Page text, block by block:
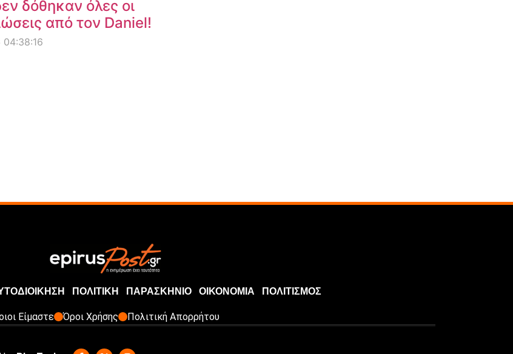
δόθηκαν όλες οι
από τον Daniel!
ΠΟΛΙΤΙΚΗ ΠΑΡΑΣΚΗΝΙΟ ΟΙΚΟΝΟΜΙΑ ΠΟΛΙΤΙΣΜΟΣ
Είμαστε Όροι Χρήσης Πολιτική Απορρήτου